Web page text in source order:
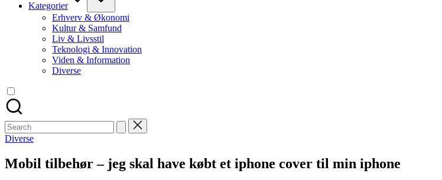
Kategorier
Erhverv & Økonomi
Kultur & Samfund
Liv & Livsstil
Teknologi & Innovation
Viden & Information
Diverse
Search
for:
Posted
Diverse
Mobil tilbehør – jeg skal have købt et iphone cover til min iphone